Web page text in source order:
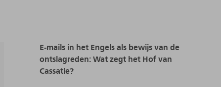
E-mails in het Engels als bewijs van de
ontslagreden: Wat zegt het Hof van
Cassatie?